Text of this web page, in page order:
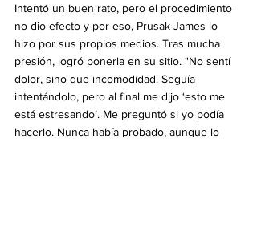
Intentó un buen rato, pero el procedimiento
no dio efecto y por eso, Prusak-James lo
hizo por sus propios medios. Tras mucha
presión, logró ponerla en su sitio. "No sentí
dolor, sino que incomodidad. Seguía
intentándolo, pero al final me dijo ‘esto me
está estresando’. Me preguntó si yo podía
hacerlo. Nunca había probado, aunque lo